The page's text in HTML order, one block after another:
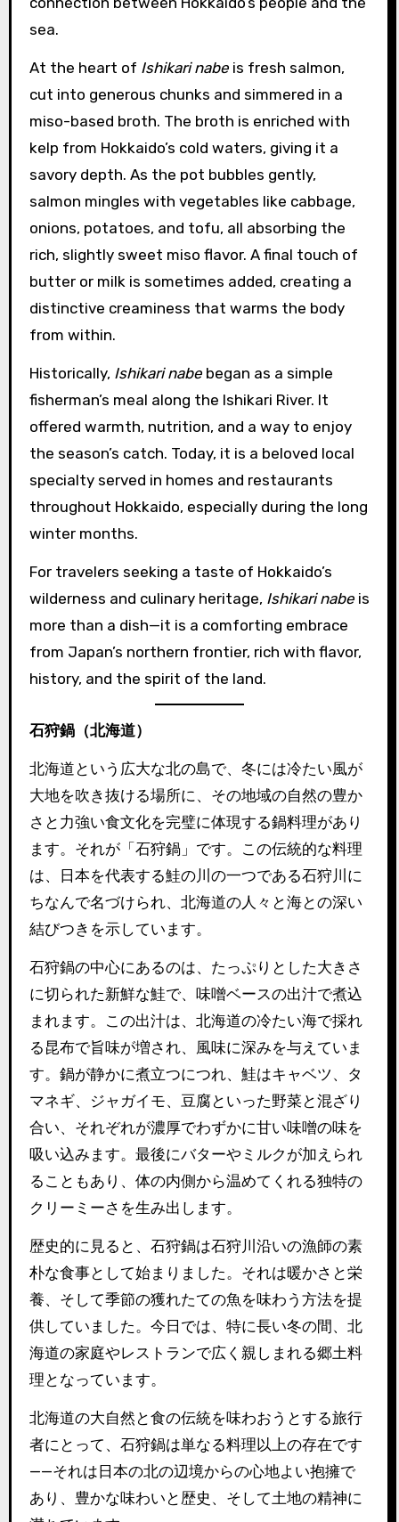
sea.
At the heart of Ishikari nabeis fresh salmon,
cut into generous chunks and simmered in a
miso-based broth. The broth is enriched with
kelp from Hokkaido’s cold waters, giving it a
savory depth. As the pot bubbles gently,
salmon mingles with vegetables like cabbage,
onions, potatoes, and tofu, all absorbing the
rich, slightly sweet miso flavor. A final touch of
butter or milk is sometimes added, creating a
distinctive creaminess that warms the body
from within.
Historically, Ishikari nabebegan as a simple
fisherman’s meal along the Ishikari River. It
offered warmth, nutrition, and a way to enjoy
the season’s catch. Today, it is a beloved local
specialty served in homes and restaurants
throughout Hokkaido, especially during the long
winter months.
For travelers seeking a taste of Hokkaido’s
wilderness and culinary heritage, Ishikari nabeis
more than a dish—it is a comforting embrace
from Japan’s northern frontier, rich with flavor,
history, and the spirit of the land.
石狩鍋（北海道）
北海道という広大な北の島で、冬には冷たい風が
大地を吹き抜ける場所に、その地域の自然の豊か
さと力強い食文化を完璧に体現する鍋料理があり
ます。それが「石狩鍋」です。この伝統的な料理
は、日本を代表する鮭の川の一つである石狩川に
ちなんで名づけられ、北海道の人々と海との深い
結びつきを示しています。
石狩鍋の中心にあるのは、たっぷりとした大きさ
に切られた新鮮な鮭で、味噌ベースの出汁で煮込
まれます。この出汁は、北海道の冷たい海で採れ
る昆布で旨味が増され、風味に深みを与えていま
す。鍋が静かに煮立つにつれ、鮭はキャベツ、タ
マネギ、ジャガイモ、豆腐といった野菜と混ざり
合い、それぞれが濃厚でわずかに甘い味噌の味を
吸い込みます。最後にバターやミルクが加えられ
ることもあり、体の内側から温めてくれる独特の
クリーミーさを生み出します。
歴史的に見ると、石狩鍋は石狩川沿いの漁師の素
朴な食事として始まりました。それは暖かさと栄
養、そして季節の獲れたての魚を味わう方法を提
供していました。今日では、特に長い冬の間、北
海道の家庭やレストランで広く親しまれる郷土料
理となっています。
北海道の大自然と食の伝統を味わおうとする旅行
者にとって、石狩鍋は単なる料理以上の存在です
——それは日本の北の辺境からの心地よい抱擁で
あり、豊かな味わいと歴史、そして土地の精神に